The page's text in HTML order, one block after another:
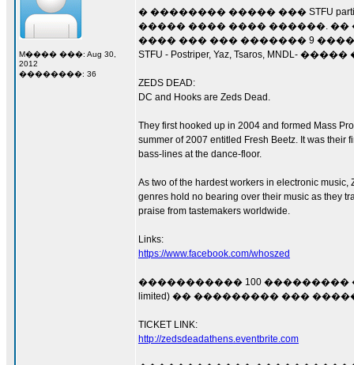
M���� ���: Aug 30,
2012
��������: 36
� �������� ����� ��� STFU
����� ���� ���� ������. ��
���� ��� ��� ������� 9
STFU - Postriper, Yaz, Tsaros, MNDL-
ZEDS DEAD:
DC and Hooks are Zeds Dead.
They first hooked up in 2004 and formed Mass
summer of 2007 entitled Fresh Beetz. It was
bass-lines at the dance-floor.
As two of the hardest workers in electronic
genres hold no bearing over their music as they
praise from tastemakers worldwide.
Links:
https://www.facebook.com/whoszed
����������� 100 ���������
limited) �� ��������� ���
TICKET LINK:
http://zedsdeadathens.eventbrite.com